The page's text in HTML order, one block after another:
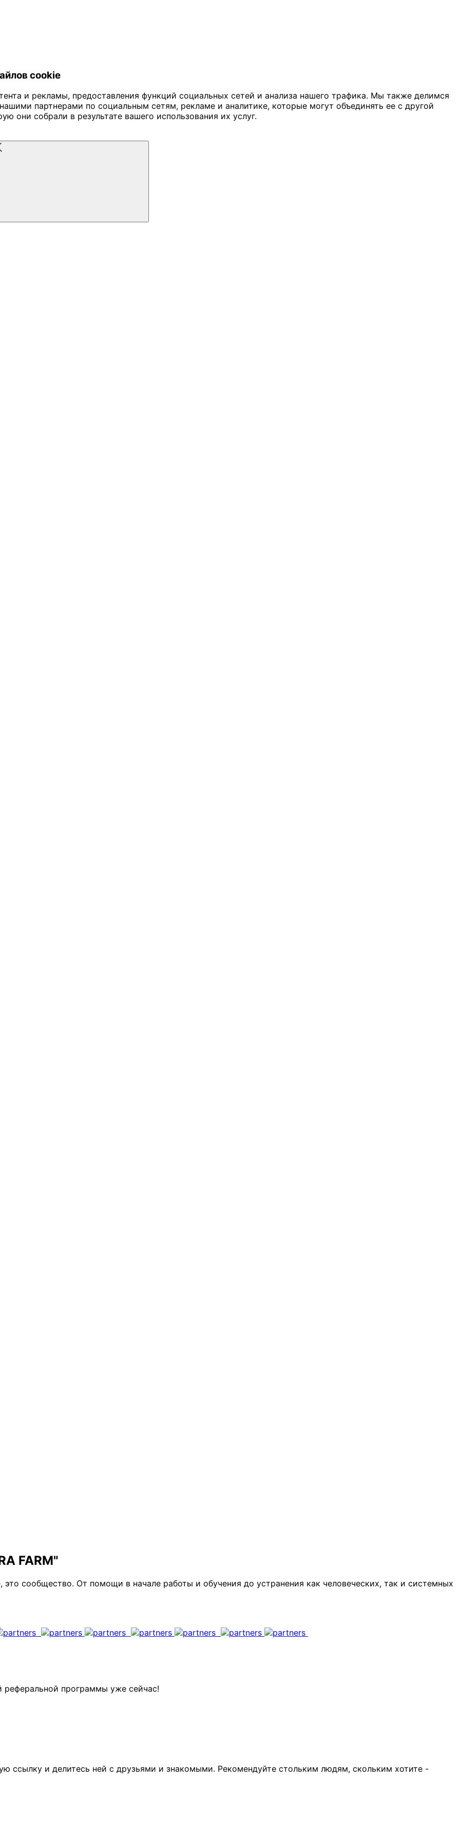
cookie
и рекламы, предоставления функций социальных сетей и анализа нашего трафика. Мы также делимся
партнерами по социальным сетям, рекламе и аналитике, которые могут объединять ее с другой
они собрали в результате вашего использования их услуг.
FARM"
сообщество. От помощи в начале работы и обучения до устранения как человеческих, так и системных
реферальной программы уже сейчас!
ссылку и делитесь ней с друзьями и знакомыми. Рекомендуйте стольким людям, скольким хотите -